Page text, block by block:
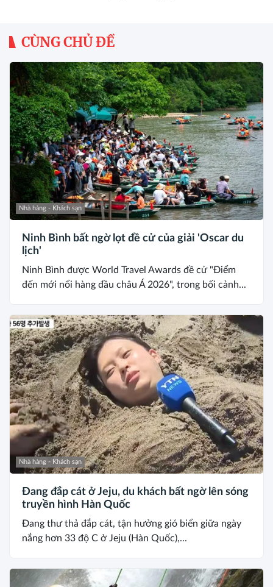
CÙNG CHỦ ĐỀ
Nhà hàng - Khách sạn
Ninh Bình bất ngờ lọt đề cử của giải 'Oscar du
lịch'
Ninh Bình được World Travel Awards đề cử "Điểm
đến mới nổi hàng đầu châu Á 2026", trong bối cảnh...
Nhà hàng - Khách sạn
Đang đắp cát ở Jeju, du khách bất ngờ lên sóng
truyền hình Hàn Quốc
Đang thư thả đắp cát, tận hưởng gió biển giữa ngày
nắng hơn 33 độ C ở Jeju (Hàn Quốc),...